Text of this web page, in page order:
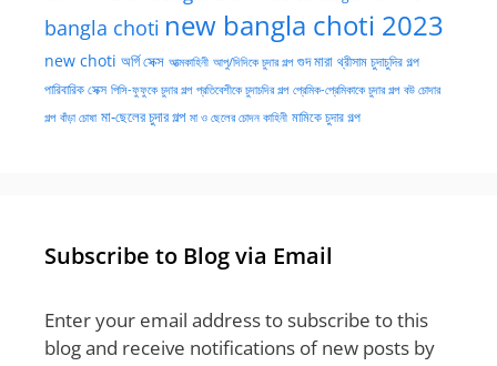
bangla choti new bangla choti 2023
new choti অর্গি সেক্স আত্মকাহিনী আপু/দিদিকে চুদার গল্প গুদ মারা থ্রীসাম চুদাচুদির গল্প
পারিবারিক সেক্স পিসি-ফুফুকে চুদার গল্প প্রতিবেশীকে চুদাচদির গল্প প্রেমিক-প্রেমিকাকে চুদার গল্প বউ চোদার
গল্প বাঁড়া চোষা মা-ছেলের চুদার গল্প মা ও ছেলের চোদন কাহিনী মামিকে চুদার গল্প
Subscribe to Blog via Email
Enter your email address to subscribe to this
blog and receive notifications of new posts by